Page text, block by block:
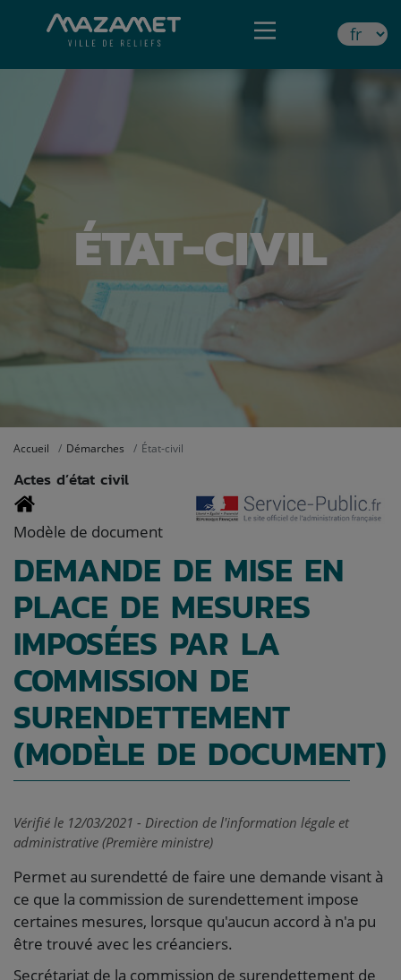
ÉTAT-CIVIL
Accueil Démarches État-civil
Actes d’état civil
Modèle de document
DEMANDE DE MISE EN
PLACE DE MESURES
IMPOSÉES PAR LA
COMMISSION DE
SURENDETTEMENT
(MODÈLE DE DOCUMENT)
Vérifié le 12/03/2021 - Direction de l'information légale et
administrative (Première ministre)
Permet au surendetté de faire une demande visant à
ce que la commission de surendettement impose
certaines mesures, lorsque qu'aucun accord à n'a pu
être trouvé avec les créanciers.
Secrétariat de la commission de surendettement de